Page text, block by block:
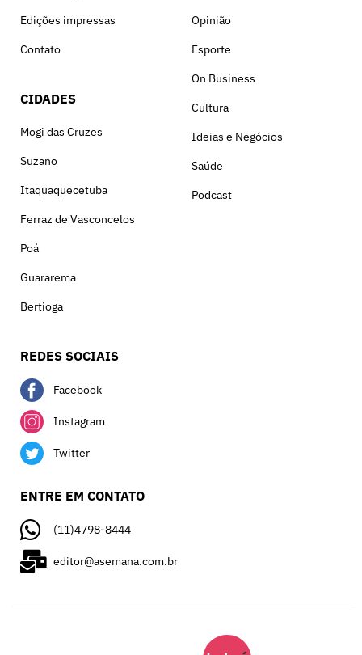
Edições impressas
Contato
CIDADES
Mogi das Cruzes
Suzano
Itaquaquecetuba
Ferraz de Vasconcelos
Poá
Guararema
Bertioga
Opinião
Esporte
On Business
Cultura
Ideias e Negócios
Saúde
Podcast
REDES SOCIAIS
Facebook
Instagram
Twitter
ENTRE EM CONTATO
(11)4798-8444
editor@asemana.com.br